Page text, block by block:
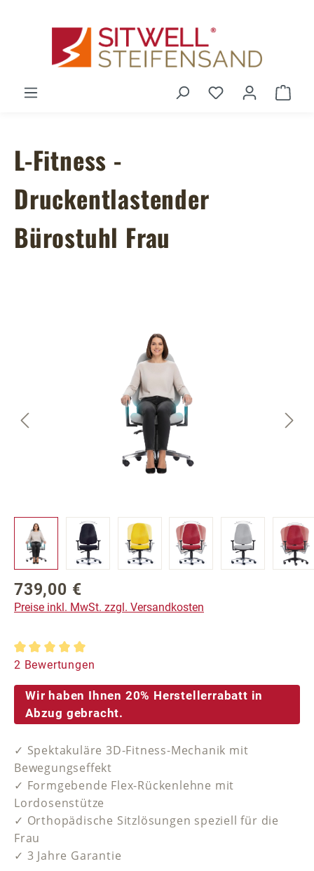
Du hast 0
L-Fitness -
Druckentlastender
Bürostuhl Frau
Bildergalerie überspringen
Regulärer Preis:
739,00 €
Preise inkl. MwSt. zzgl. Versandkosten
Durchschnittliche Bewertung von 5 von 5 Sternen
2 Bewertungen
Wir haben Ihnen 20% Herstellerrabatt in
Abzug gebracht.
✓ Spektakuläre 3D-Fitness-Mechanik mit
Bewegungseffekt
✓ Formgebende Flex-Rückenlehne mit
Lordosenstütze
✓ Orthopädische Sitzlösungen speziell für die
Frau
✓ 3 Jahre Garantie